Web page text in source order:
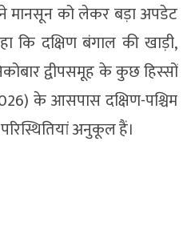
मानसून को लेकर बड़ा अपडेट
कि दक्षिण बंगाल की खाड़ी,
द्वीपसमूह के कुछ हिस्सों
के आसपास दक्षिण-पश्चिम
अनुकूल हैं।